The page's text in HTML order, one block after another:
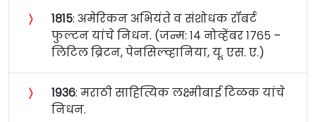
〉 १८१५: अमेरिकन अभियंते व संशोधक रॉबर्ट
फुल्टन यांचे निधन. (जन्म: १४ नोव्हेंबर १७६५ –
लिटिल ब्रिटन, पेनसिल्व्हानिया, यू. एस. ए.)
〉 १९३६: मराठी साहित्यिक लक्ष्मीबाई टिळक यांचे
निधन.